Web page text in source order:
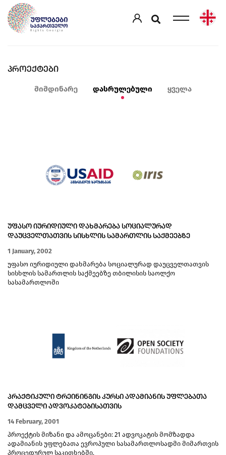
ᲞᲠᲝᲔᲥᲢᲔᲑᲘ
მიმდინარე დასრულებული ყველა
ᲣᲤᲐᲡᲝ ᲘᲣᲠᲘᲓᲘᲣᲚᲘ ᲓᲐᲮᲛᲐᲠᲔᲑᲐ ᲡᲝᲪᲘᲐᲚᲣᲠᲐᲓ
ᲓᲐᲣᲪᲕᲔᲚᲗᲐᲗᲕᲘᲡ ᲡᲘᲡᲮᲚᲘᲡ ᲡᲐᲛᲐᲠᲗᲚᲘᲡ ᲡᲐᲥᲛᲔᲔᲑᲖᲔ
1 January, 2002
უფასო იურიდიული დახმარება სოციალურად დაუცველთათვის
სისხლის სამართლის საქმეებზე თბილისის საოლქო
სასამართლოში
ᲞᲠᲐᲥᲢᲘᲙᲣᲚᲘ ᲢᲠᲔᲘᲜᲘᲜᲒᲘᲡ ᲙᲣᲠᲡᲘ ᲐᲓᲐᲛᲘᲐᲜᲘᲡ ᲣᲤᲚᲔᲑᲐᲗᲐ
ᲓᲐᲛᲪᲕᲔᲚᲘ ᲐᲓᲕᲝᲙᲐᲢᲔᲑᲘᲡᲐᲗᲕᲘᲡ
14 February, 2001
პროექტის მიზანი და ამოცანები: 21 ადვოკატის მომზადდა
ადამიანის უფლებათა ევროპული სასამართლოსადმი მიმართვის
პროცედურულ საკითხებში.